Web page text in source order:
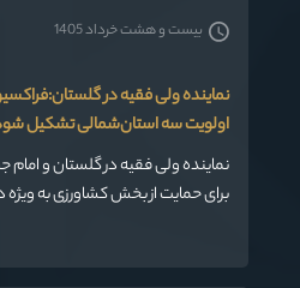
نماینده ولی فقیه در
اولویت سه استان‌شمالی تشکیل
نماینده ولی فقیه در گلستان و
برای حمایت از بخش کشاورزی به
نمایندگان
بیست و هشت خرداد 1405